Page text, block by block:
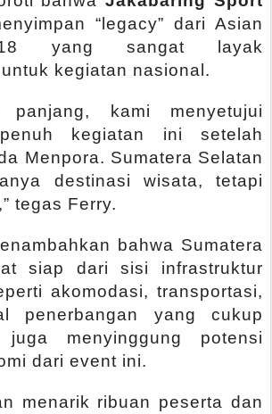
“legacy” dari Asian
yang sangat layak
kegiatan nasional.
panjang, kami menyetujui
kegiatan ini setelah
Menpora. Sumatera Selatan
destinasi wisata, tetapi
tegas Ferry.
bahwa Sumatera
siap dari sisi infrastruktur
akomodasi, transportasi,
penerbangan yang cukup
menyinggung potensi
dari event ini.
menarik ribuan peserta dan